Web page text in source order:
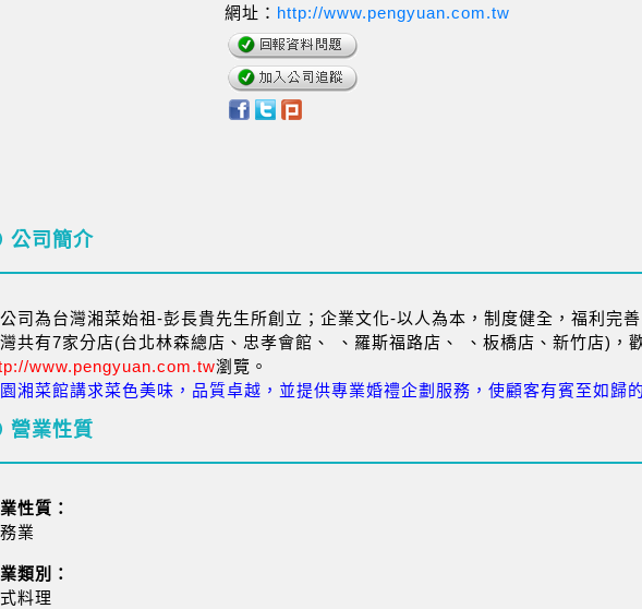
網址： http://www.pengyuan.com.tw
公司簡介
司為台灣湘菜始祖-彭長貴先生所創立；企業文化-以人為本，制度健全，福利完善
共有7家分店(台北林森總店、忠孝會館、 、羅斯福路店、 、板橋店、新竹店)，
www.pengyuan.com.tw瀏覽。
湘菜館講求菜色美味，品質卓越，並提供專業婚禮企劃服務，使顧客有賓至如歸
營業性質
性質：
業
類別：
料理